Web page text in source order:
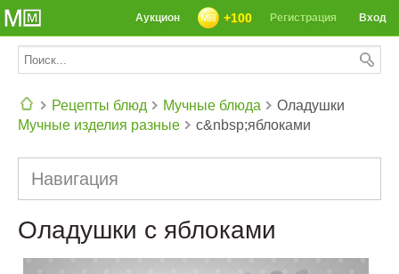
Вход
Регистрация
+100
Аукцион
Рецепты блюд
Мучные блюда
Мучные изделия разные
Оладушки
с&nbsp;яблоками
Навигация
Оладушки с яблоками